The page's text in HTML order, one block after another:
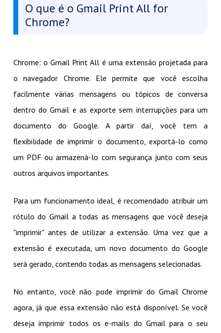
O que é o Gmail Print All for
Chrome?
Chrome: o Gmail Print All é uma extensão projetada para
o navegador Chrome. Ele permite que você escolha
facilmente várias mensagens ou tópicos de conversa
dentro do Gmail e as exporte sem interrupções para um
documento do Google. A partir daí, você tem a
flexibilidade de imprimir o documento, exportá-lo como
um PDF ou armazená-lo com segurança junto com seus
outros arquivos importantes.
Para um funcionamento ideal, é recomendado atribuir um
rótulo do Gmail a todas as mensagens que você deseja
"imprimir" antes de utilizar a extensão. Uma vez que a
extensão é executada, um novo documento do Google
será gerado, contendo todas as mensagens selecionadas.
No entanto, você não pode imprimir do Gmail Chrome
agora, já que essa extensão não está disponível. Se você
deseja imprimir todos os e-mails do Gmail para o seu